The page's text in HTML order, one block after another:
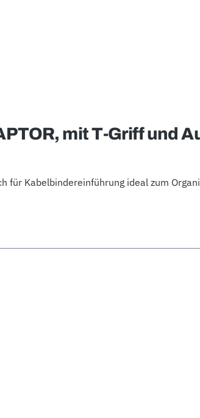
mit T-Griff und
Kabelbindereinführung ideal zum